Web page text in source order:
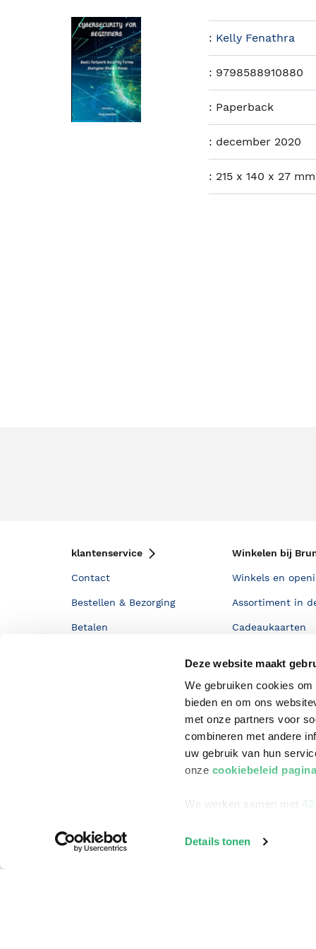
Deze website maakt
We gebruiken cookies
bieden en om ons
met onze partners voor
combineren met andere
uw gebruik van hun
onze cookiebeleid pagina
We werken samen met
Details tonen
: Kelly Fenathra
: 9798588910880
: Paperback
: december 2020
: 215 x 140 x 27
klantenservice
Contact
Bestellen & Bezorging
Betalen
Zakelijk boeken bestellen
Winkelen bij
Winkels en
Assortiment in
Cadeaukaarten
ING